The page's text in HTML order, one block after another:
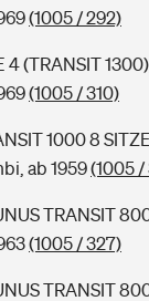
(1005 / 292)
4 (TRANSIT
(1005 / 310)
1000 8
ab 1959(1005 /
TRANSIT
(1005 / 327)
TRANSIT